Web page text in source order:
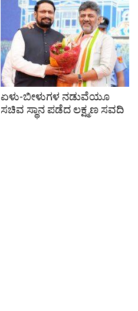
ಏಳು-ಬೀಳುಗಳ ನಡುವೆಯೂ
ಸಚಿವ ಸ್ಥಾನ ಪಡೆದ ಲಕ್ಷ್ಮಣ ಸವದಿ